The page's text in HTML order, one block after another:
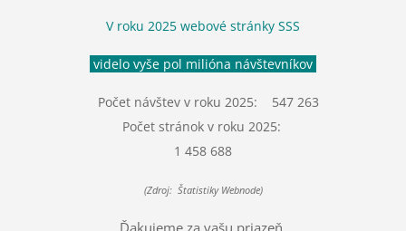
V roku 2025 webové stránky SSS
videlo vyše pol milióna návštevníkov
Počet návštev v roku 2025: 547 263
Počet stránok v roku 2025:
1 458 688
(Zdroj: Štatistiky Webnode)